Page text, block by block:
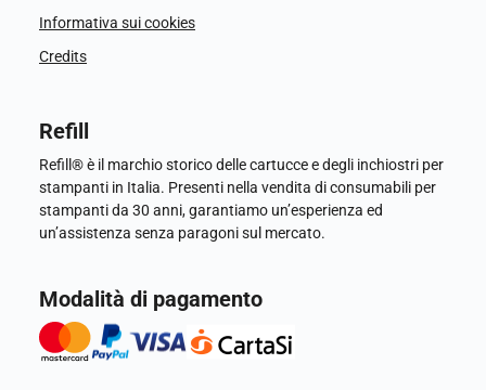
Informativa sui cookies
Credits
Refill
Refill® è il marchio storico delle cartucce e degli inchiostri per
stampanti in Italia. Presenti nella vendita di consumabili per
stampanti da 30 anni, garantiamo un’esperienza ed
un’assistenza senza paragoni sul mercato.
Modalità di pagamento